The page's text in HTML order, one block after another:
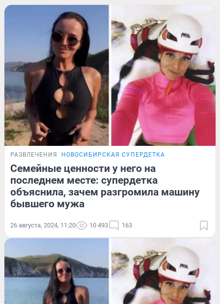
РАЗВЛЕЧЕНИЯ НОВОСИБИРСКАЯ СУПЕРДЕТКА
Семейные ценности у него на
последнем месте: супердетка
объяснила, зачем разгромила машину
бывшего мужа
26 августа, 2024, 11:20 10 493 163